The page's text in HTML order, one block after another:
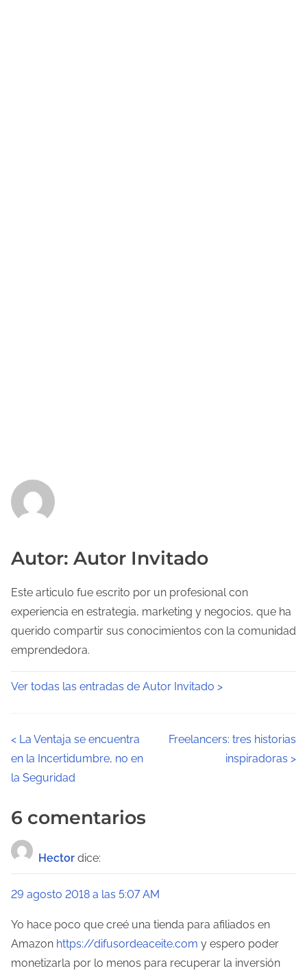
Autor: Autor Invitado
Este articulo fue escrito por un profesional con
experiencia en estrategia, marketing y negocios, que ha
querido compartir sus conocimientos con la comunidad
emprendedora.
Ver todas las entradas de Autor Invitado >
N
a
e
g
i
ó
< La Ventaja se encuentra
en la Incertidumbre, no en
la Seguridad
Freelancers: tres historias
inspiradoras >
6 comentarios
Hector dice:
29 agosto 2018 a las 5:07 AM
Yo hace poco que creé una tienda para afiliados en
Amazon https://difusordeaceite.com y espero poder
monetizarla por lo menos para recuperar la inversión